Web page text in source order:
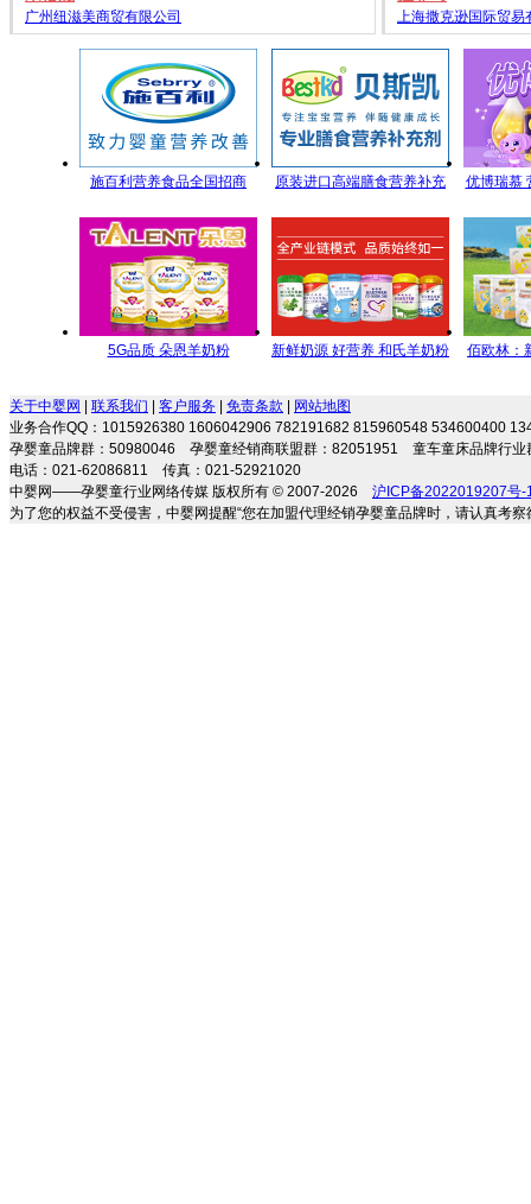
广州纽滋美商贸有限公司 上海撒克逊国际贸易
施百利营养食品全国招商
原装进口高端膳食营养补充
长
优博瑞慕
5G品质 朵恩羊奶粉
新鲜奶源 好营养 和氏羊奶粉
佰欧林：
关于中婴网
联系我们 客户服务 免责条款
网站地图
业务合作QQ：1015926380 1606042906 782191682 815960548 534600400
孕婴童品牌群：50980046 孕婴童经销商联盟群：82051951 童车童床品牌行
电话：021-62086811 传真：021-52921020
中婴网——孕婴童行业网络传媒 版权所有 © 2007-2026 沪ICP备2022019207号-
为了您的权益不受侵害，中婴网提醒“您在加盟代理经销孕婴童品牌时，请认真考